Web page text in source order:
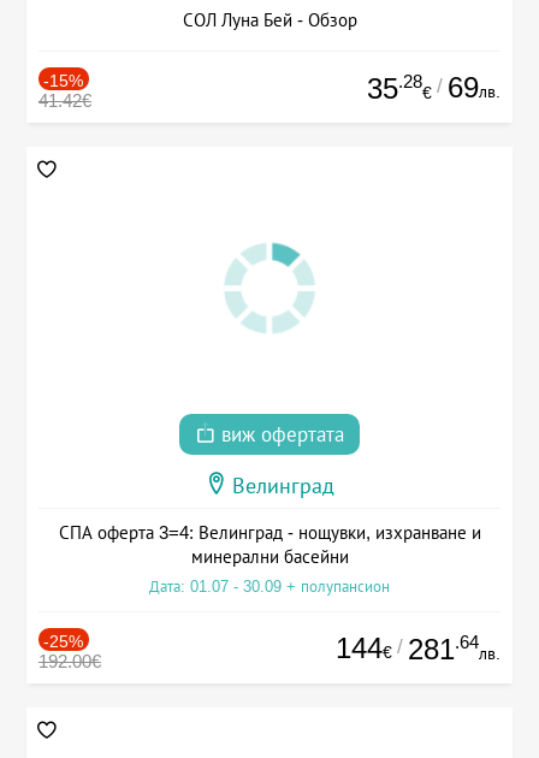
СОЛ Луна Бей - Обзор
-15%
41.42€ 35.28
€ / 69лв.
виж офертата
Велинград
СПА оферта 3=4: Велинград - нощувки, изхранване и
минерални басейни
Дата: 01.07 - 30.09 + полупансион
-25%
192.00€ 144€ / 281.64
лв.